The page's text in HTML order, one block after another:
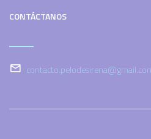
CONTÁCTANOS